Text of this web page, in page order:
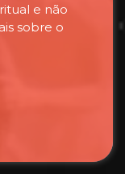
e não
sobre o